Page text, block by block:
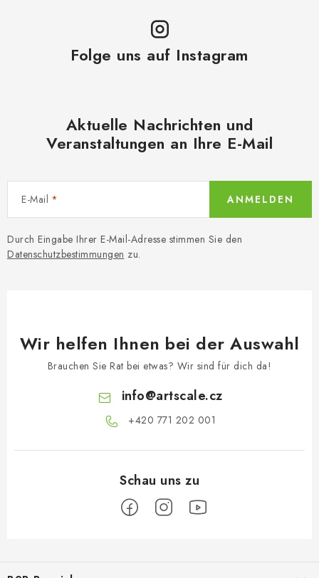
Folge uns auf Instagram
Aktuelle Nachrichten und
Veranstaltungen an Ihre E-Mail
E-Mail
Durch Eingabe Ihrer E-Mail-Adresse stimmen Sie den
Datenschutzbestimmungen zu.
ANMELDEN
Wir helfen Ihnen bei der Auswahl
Brauchen Sie Rat bei etwas? Wir sind für dich da!
info@artscale.cz
+420 771 202 001​